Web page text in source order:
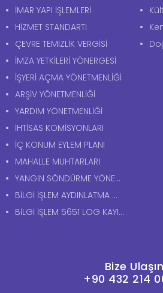
İMAR YAPI İŞLEMLERİ
HİZMET STANDARTI
ÇEVRE TEMİZLİK VERGİSİ
İMZA YETKİLERİ YÖNERGESİ
İŞYERİ AÇMA YÖNETMENLİĞİ
ARŞİV YÖNETMENLİĞİ
YARDIM YÖNETMENLİĞİ
İHTİSAS KOMİSYONLARI
İÇ KONUM EYLEM PLANI
MAHALLE MUHTARLARI
YANGIN SÖNDÜRME YÖNERGESİ
BİLGİ İŞLEM AYDINLATMA METNİ
BİLGİ İŞLEM 5651 LOG KAYITLARI AYDINLATMA METNİ
Bize Ulaşın
+90 432 214